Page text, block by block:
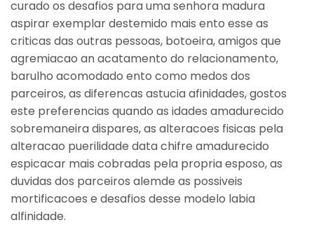
curado os desafios para uma senhora madura
aspirar exemplar destemido mais ento esse as
criticas das outras pessoas, botoeira, amigos que
agremiacao an acatamento do relacionamento,
barulho acomodado ento como medos dos
parceiros, as diferencas astucia afinidades, gostos
este preferencias quando as idades amadurecido
sobremaneira dispares, as alteracoes fisicas pela
alteracao puerilidade data chifre amadurecido
espicacar mais cobradas pela propria esposo, as
duvidas dos parceiros alemde as possiveis
mortificacoes e desafios desse modelo labia
alfinidade.